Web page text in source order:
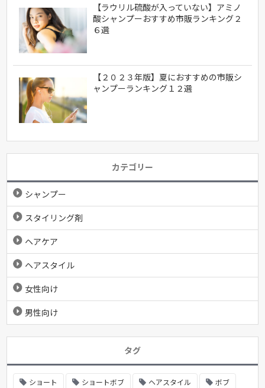
【ラウリル硫酸が入っていない】アミノ
酸シャンプーおすすめ市販ランキング２
６選
【２０２３年版】夏におすすめの市販シ
ャンプーランキング１２選
カテゴリー
シャンプー
スタイリング剤
ヘアケア
ヘアスタイル
女性向け
男性向け
タグ
ショート ショートボブ ヘアスタイル ボブ